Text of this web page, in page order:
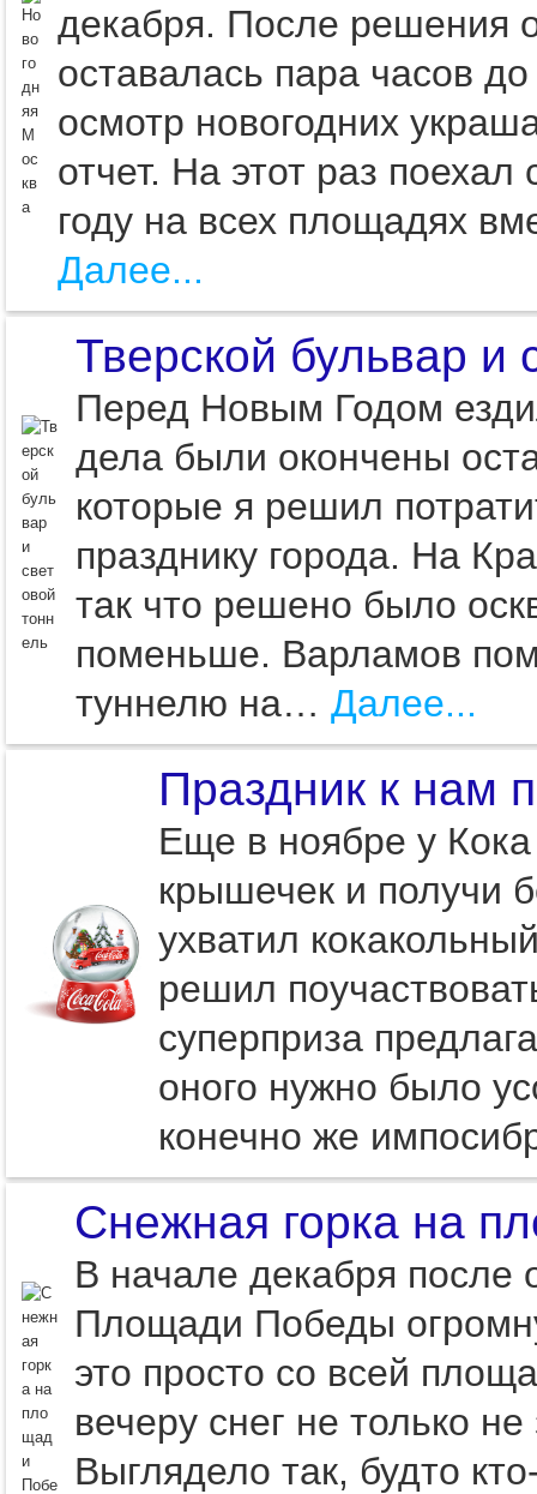
декабря. После решения
оставалась пара часов
осмотр новогодних
отчет. На этот раз
году на всех площадях
Далее...
Тверской бульвар и
Перед Новым Годом
дела были окончены
которые я решил
празднику города. На
так что решено было
поменьше. Варламов
туннелю на… Далее...
Праздник к нам
Еще в ноябре у
крышечек и получи
ухватил
решил
суперприза
оного нужно было
конечно же
Снежная горка на
В начале декабря после
Площади Победы
это просто со всей
вечеру снег не только
Выглядело так, будто